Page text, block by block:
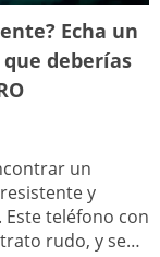
Echa un
deberías
un
y
Este teléfono con
rudo, y se